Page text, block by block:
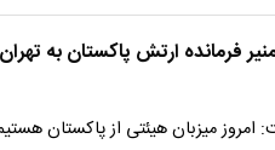
فرمانده ارتش پاکستان به
میزبان هیئتی از پاکستان